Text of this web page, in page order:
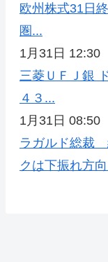
欧州株式31日
圏...
1月31日 12:30
三菱ＵＦＪ銀
４３...
1月31日 08:50
ラガルド総裁
クは下振れ方